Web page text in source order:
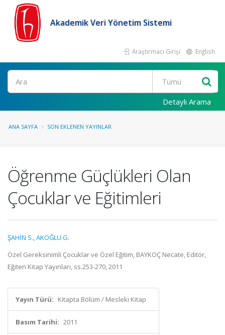
Akademik Veri Yönetim Sistemi
Araştırmacı Girişi English
Ara
Detaylı Arama
ANA SAYFA SON EKLENEN YAYINLAR
Öğrenme Güçlükleri Olan
Çocuklar ve Eğitimleri
ŞAHİN S.,AKOĞLU G.
Özel Gereksinimli Çocuklar ve Özel Eğitim, BAYKOÇ Necate, Editör,
Eğiten Kitap Yayınları, ss.253-270, 2011
Yayın Türü: Kitapta Bölüm / Mesleki Kitap
Basım Tarihi: 2011